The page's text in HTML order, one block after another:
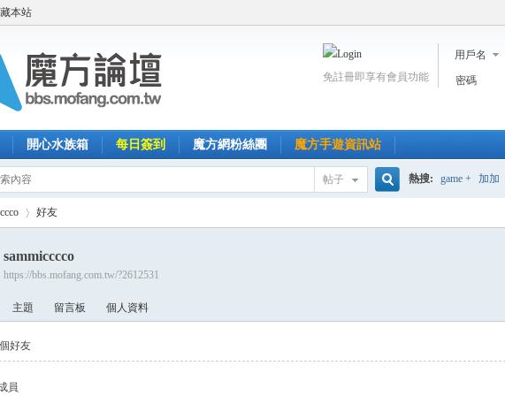
本站
用戶名
密碼
免註冊即享有會員功能
開心水族箱 每日簽到 魔方網粉絲團 魔方手遊資訊站
帖子 熱搜: game + 加加
好友
sammicccco
https://bbs.mofang.com.tw/?2612531
主題 留言板 個人資料
個好友
員